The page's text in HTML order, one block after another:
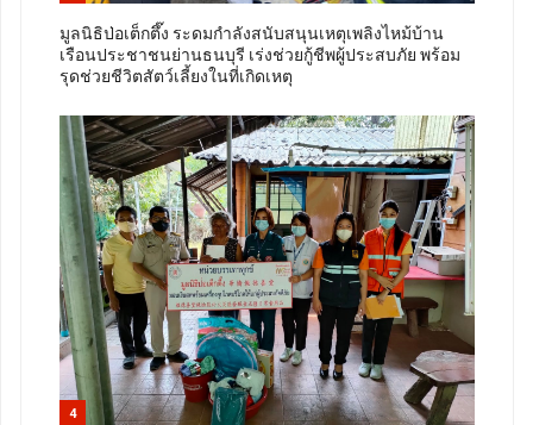
มูลนิธิป่อเต็กตึ๊ง ระดมกำลังสนับสนุนเหตุเพลิงไหม้บ้าน
เรือนประชาชนย่านธนบุรี เร่งช่วยกู้ชีพผู้ประสบภัย พร้อม
รุดช่วยชีวิตสัตว์เลี้ยงในที่เกิดเหตุ
4